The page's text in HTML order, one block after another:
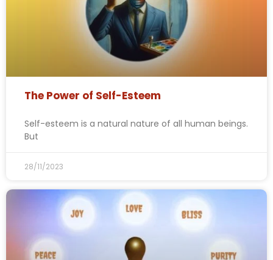
The Power of Self-Esteem
Self-esteem is a natural nature of all human beings.
But
28/11/2023